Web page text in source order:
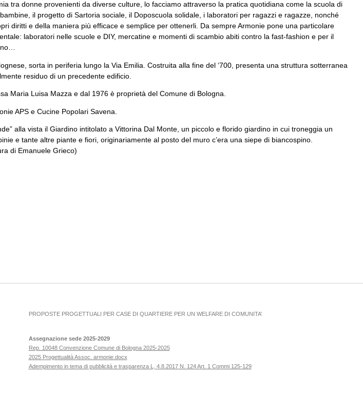
tra donne provenienti da diverse culture, lo facciamo attraverso la pratica quotidiana come la scuola di
il progetto di Sartoria sociale, il Doposcuola solidale, i laboratori per ragazzi e ragazze, nonché
diritti e della maniera più efficace e semplice per ottenerli. Da sempre Armonie pone una particolare
laboratori nelle scuole e DIY, mercatine e momenti di scambio abiti contro la fast-fashion e per il
sorta in periferia lungo la Via Emilia. Costruita alla fine del ‘700, presenta una struttura sotterranea
residuo di un precedente edificio.
Maria Luisa Mazza e dal 1976 è proprietà del Comune di Bologna.
APS e Cucine Popolari Savena.
alla vista il Giardino intitolato a Vittorina Dal Monte, un piccolo e florido giardino in cui troneggia un
e tante altre piante e fiori, originariamente al posto del muro c’era una siepe di biancospino.
di Emanuele Grieco)
PROPOSTE PROGETTUALI PER CASE DI QUARTIERE PER UN WELFARE DI COMUNITA’
Assegnazione sede 2025-2029
Rep. 10048 Convenzione Comune di Bologna 2025-2025
2025 Progettualità Assoc. armonie.docx
Adempimento in tema di pubblicità e trasparenza L, 4.8.2017 N. 124 Art. 1 Commi 125-129